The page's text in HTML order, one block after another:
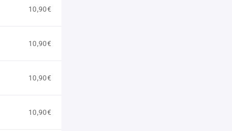
10,90€
10,90€
10,90€
10,90€